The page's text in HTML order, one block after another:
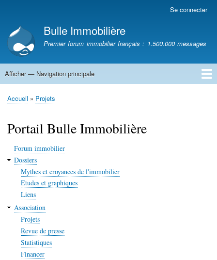
contenu
principal
compte
de
l'utilisateur
Se connecter
Bulle Immobilière
Premier forum immobilier français : 1.500.000 messages
Navigation
Afficher — Navigation principale
Accueil
Fil
Accueil Projets
Portail Bulle Immobilière
Forum immobilier
Dossiers
Mythes et croyances de l'immobilier
Etudes et graphiques
Liens
Association
Projets
Revue de presse
Statistiques
Financer